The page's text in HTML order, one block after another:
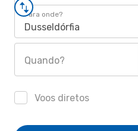
Para onde?
Dusseldórfia
Quando?
Voos diretos